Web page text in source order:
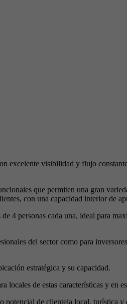
excelente visibilidad y flujo
que permiten una gran
con una capacidad interior de
4 personas cada una, ideal para
del sector como para
estratégica y su capacidad.
locales de estas características y en
potencial de clientela local, turística y